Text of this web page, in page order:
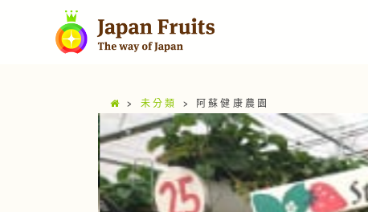
> 未分類 > 阿蘇健康農園